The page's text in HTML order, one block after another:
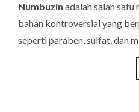
Numbuzin adalah salah
bahan kontroversial yang
seperti paraben, sulfat, dan